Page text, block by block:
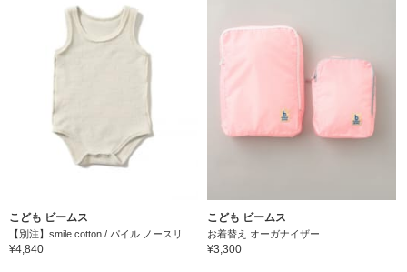
こども ビームス
¥4,840
こども ビームス
お着替え オーガナイザー
¥3,300